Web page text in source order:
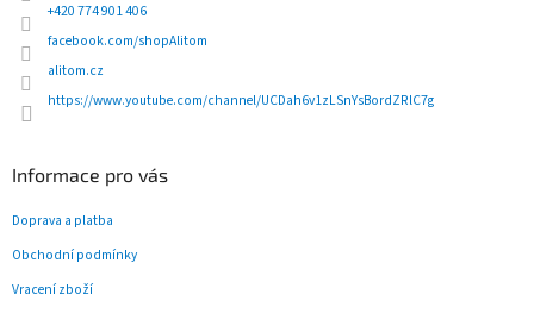
+420 774 901 406
facebook.com/shopAlitom
alitom.cz
https://www.youtube.com/channel/UCDah6v1zLSnYsBordZRlC7g
Informace pro vás
Doprava a platba
Obchodní podmínky
Vracení zboží